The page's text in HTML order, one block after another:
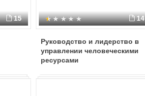
15 14
Руководство и лидерство в
управлении человеческими
ресурсами